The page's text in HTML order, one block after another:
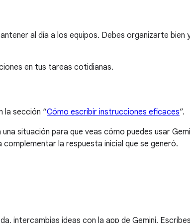
al día a los equipos. Debes organizarte
en tus tareas cotidianas.
la sección “Cómo escribir instrucciones eficaces”.
situación para que veas cómo puedes usar
la respuesta inicial que se generó.
intercambias ideas con la app de Gemini.